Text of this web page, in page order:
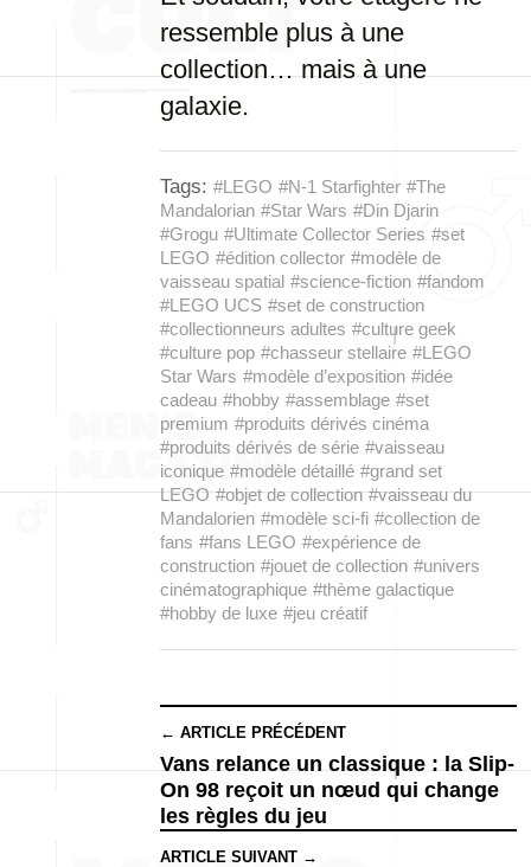
ressemble plus à une
collection… mais à une
galaxie.
Tags: #LEGO #N-1 Starfighter #The
Mandalorian #Star Wars #Din Djarin
#Grogu #Ultimate Collector Series #set
LEGO #édition collector #modèle de
vaisseau spatial #science-fiction #fandom
#LEGO UCS #set de construction
#collectionneurs adultes #culture geek
#culture pop #chasseur stellaire #LEGO
Star Wars #modèle d’exposition #idée
cadeau #hobby #assemblage #set
premium #produits dérivés cinéma
#produits dérivés de série #vaisseau
iconique #modèle détaillé #grand set
LEGO #objet de collection #vaisseau du
Mandalorien #modèle sci-fi #collection de
fans #fans LEGO #expérience de
construction #jouet de collection #univers
cinématographique #thème galactique
#hobby de luxe #jeu créatif
← ARTICLE PRÉCÉDENT
Vans relance un classique : la Slip-
On 98 reçoit un nœud qui change
les règles du jeu
ARTICLE SUIVANT →